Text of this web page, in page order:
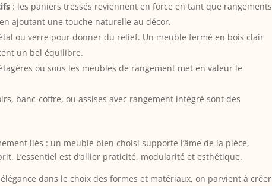
: les paniers tressés reviennent en force en tant que rangements
ajoutant une touche naturelle au décor.
ou verre pour donner du relief. Un meuble fermé en bois clair
un bel équilibre.
ou sous les meubles de rangement met en valeur le
banc-coffre, ou assises avec rangement intégré sont des
liés : un meuble bien choisi supporte l’âme de la pièce,
L’essentiel est d’allier praticité, modularité et esthétique.
dans le choix des formes et matériaux, on parvient à créer